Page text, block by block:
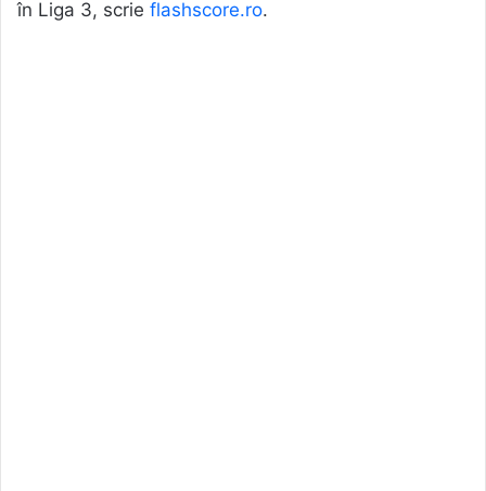
în Liga 3, scrie flashscore.ro.